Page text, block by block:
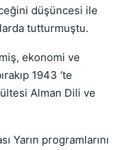
düşüncesi ile
tutturmuştu.
ekonomi ve
1943 ‘te
Alman Dili ve
Yarın programlarını